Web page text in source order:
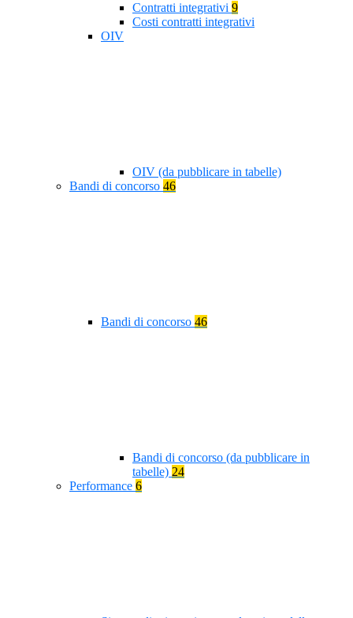
Contratti integrativi 9
Costi contratti integrativi
OIV
OIV (da pubblicare in tabelle)
Bandi di concorso 46
Bandi di concorso 46
Bandi di concorso (da pubblicare in
tabelle) 24
Performance 6